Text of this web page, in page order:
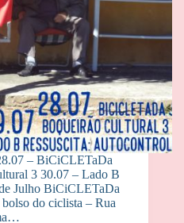
– BiCiCLETaDa
3 30.07 – Lado B
Julho BiCiCLETaDa
do ciclista – Rua